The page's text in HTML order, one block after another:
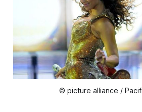
© picture alliance /